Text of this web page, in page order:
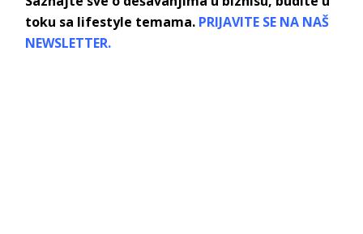
toku sa lifestyle temama. PRIJAVITE SE NA NAŠ
NEWSLETTER.